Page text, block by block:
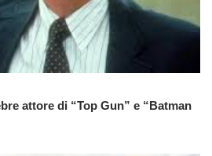
attore di “Top Gun” e “Batman